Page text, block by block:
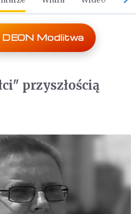
DEON Modlitwa
przyszłością